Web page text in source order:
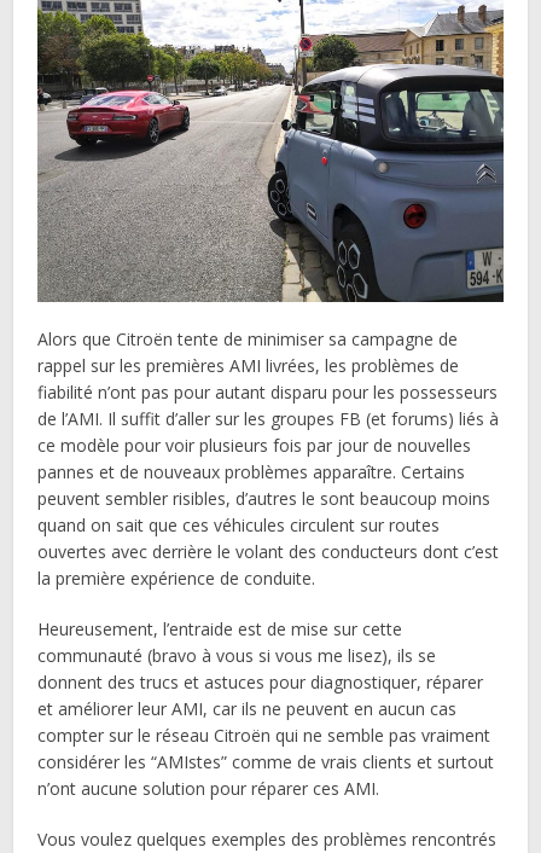
Alors que Citroën tente de minimiser sa campagne de
rappel sur les premières AMI livrées, les problèmes de
fiabilité n’ont pas pour autant disparu pour les possesseurs
de l’AMI. Il suffit d’aller sur les groupes FB (et forums) liés à
ce modèle pour voir plusieurs fois par jour de nouvelles
pannes et de nouveaux problèmes apparaître. Certains
peuvent sembler risibles, d’autres le sont beaucoup moins
quand on sait que ces véhicules circulent sur routes
ouvertes avec derrière le volant des conducteurs dont c’est
la première expérience de conduite.
Heureusement, l’entraide est de mise sur cette
communauté (bravo à vous si vous me lisez), ils se
donnent des trucs et astuces pour diagnostiquer, réparer
et améliorer leur AMI, car ils ne peuvent en aucun cas
compter sur le réseau Citroën qui ne semble pas vraiment
considérer les “AMIstes” comme de vrais clients et surtout
n’ont aucune solution pour réparer ces AMI.
Vous voulez quelques exemples des problèmes rencontrés